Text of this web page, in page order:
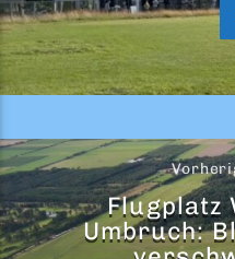
Flugplatz
Umbruch: